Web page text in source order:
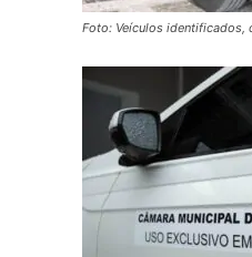
Foto: Veículos identificados,